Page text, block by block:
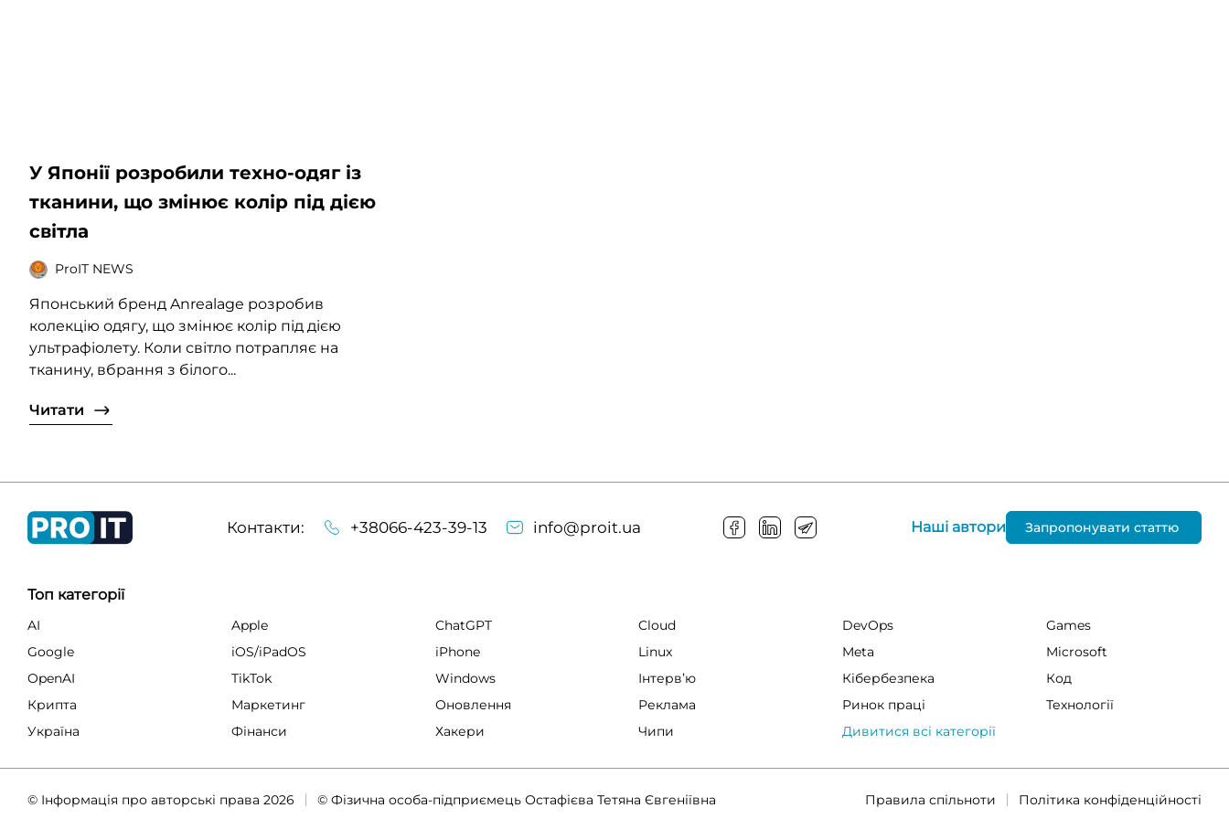
У Японії розробили техно-одяг із
тканини, що змінює колір під дією
світла
ProIT NEWS
Японський бренд Anrealage розробив
колекцію одягу, що змінює колір під дією
ультрафіолету. Коли світло потрапляє на
тканину, вбрання з білого...
Читати
Контакти: +38066-423-39-13 info@proit.ua Наші автори Запропонувати статтю
Топ категорії
AI Apple ChatGPT Cloud DevOps
Games
Google
iOS/iPadOS iPhone Linux Meta
Microsoft
OpenAI
TikTok Windows Інтервʼю Кібербезпека
Код
Крипта
Маркетинг Оновлення Реклама Ринок праці
Технології
Україна
Фінанси Хакери Чипи Дивитися всі категорії
© Інформація про авторські права 2026 © Фізична особа-підприємець Остафієва Тетяна Євгеніївна Правила спільноти Політика конфіденційності